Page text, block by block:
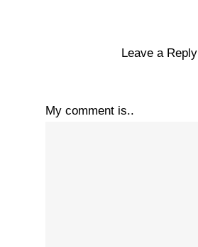
Leave a Reply
My comment is..